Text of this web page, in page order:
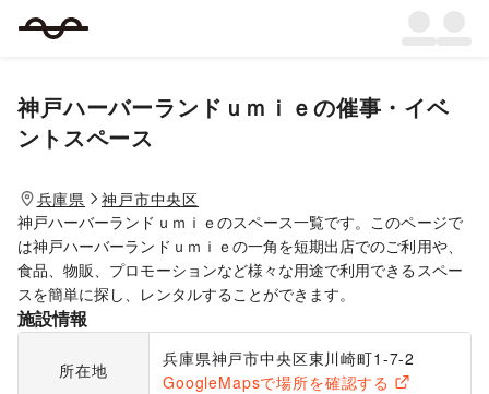
神戸ハーバーランドｕｍｉｅの催事・イベ
ントスペース
兵庫県
神戸市中央区
神戸ハーバーランドｕｍｉｅのスペース一覧です。このページで
は神戸ハーバーランドｕｍｉｅの一角を短期出店でのご利用や、
食品、物販、プロモーションなど様々な用途で利用できるスペー
スを簡単に探し、レンタルすることができます。
施設情報
所在地
兵庫県神戸市中央区東川崎町1-7-2
GoogleMapsで場所を確認する